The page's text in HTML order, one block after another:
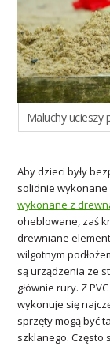
Maluchy ucieszy
Aby dzieci były
solidnie wykonane
wykonane z
oheblowane, zaś
drewniane
wilgotnym
są urządzenia ze
głównie rury. Z
wykonuje się
sprzęty mogą być
szklanego. Często